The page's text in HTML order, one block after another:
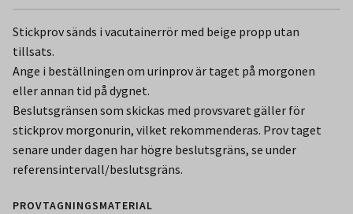
Stickprov sänds i vacutainerrör med beige propp utan
tillsats.
Ange i beställningen om urinprov är taget på morgonen
eller annan tid på dygnet.
Beslutsgränsen som skickas med provsvaret gäller för
stickprov morgonurin, vilket rekommenderas. Prov taget
senare under dagen har högre beslutsgräns, se under
referensintervall/beslutsgräns.
PROVTAGNINGSMATERIAL